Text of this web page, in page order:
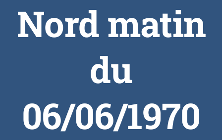
Nord matin
du
06/06/1970